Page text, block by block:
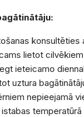
konsultēties
lietot
ieteicamo
uztura
nepieejamā
temperatūrā